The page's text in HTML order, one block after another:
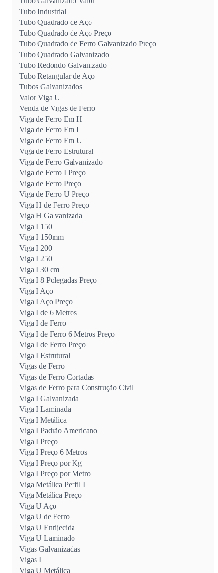
Tubo Industrial
Tubo Quadrado de Aço
Tubo Quadrado de Aço Preço
Tubo Quadrado de Ferro Galvanizado Preço
Tubo Quadrado Galvanizado
Tubo Redondo Galvanizado
Tubo Retangular de Aço
Tubos Galvanizados
Valor Viga U
Venda de Vigas de Ferro
Viga de Ferro Em H
Viga de Ferro Em I
Viga de Ferro Em U
Viga de Ferro Estrutural
Viga de Ferro Galvanizado
Viga de Ferro I Preço
Viga de Ferro Preço
Viga de Ferro U Preço
Viga H de Ferro Preço
Viga H Galvanizada
Viga I 150
Viga I 150mm
Viga I 200
Viga I 250
Viga I 30 cm
Viga I 8 Polegadas Preço
Viga I Aço
Viga I Aço Preço
Viga I de 6 Metros
Viga I de Ferro
Viga I de Ferro 6 Metros Preço
Viga I de Ferro Preço
Viga I Estrutural
Vigas de Ferro
Vigas de Ferro Cortadas
Vigas de Ferro para Construção Civil
Viga I Galvanizada
Viga I Laminada
Viga I Metálica
Viga I Padrão Americano
Viga I Preço
Viga I Preço 6 Metros
Viga I Preço por Kg
Viga I Preço por Metro
Viga Metálica Perfil I
Viga Metálica Preço
Viga U Aço
Viga U de Ferro
Viga U Enrijecida
Viga U Laminado
Vigas Galvanizadas
Vigas I
Viga U Metálica